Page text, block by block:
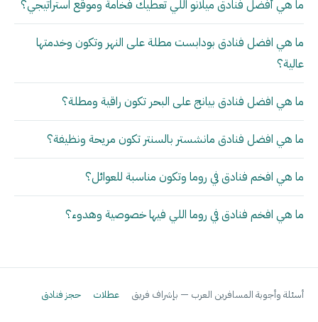
ما هي أفضل فنادق ميلانو اللي تعطيك فخامة وموقع استراتيجي؟
ما هي افضل فنادق بودابست مطلة على النهر وتكون وخدمتها
عالية؟
ما هي افضل فنادق بيانج على البحر تكون راقية ومطلة؟
ما هي افضل فنادق مانشستر بالسنتر تكون مريحة ونظيفة؟
ما هي افخم فنادق في روما وتكون مناسبة للعوائل؟
ما هي افخم فنادق في روما اللي فيها خصوصية وهدوء؟
أسئلة وأجوبة المسافرين العرب — بإشراف فريق عطلات حجز فنادق